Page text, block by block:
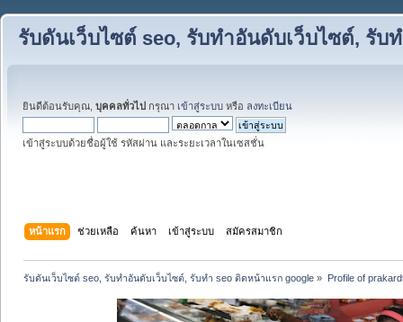
รับดันเว็บไซต์ seo, รับทำอันดับเว็บไซต์, รับ
ยินดีต้อนรับคุณ, บุคคลทั่วไป กรุณา เข้าสู่ระบบ หรือ ลงทะเบียน
เข้าสู่ระบบด้วยชื่อผู้ใช้ รหัสผ่าน และระยะเวลาในเซสชั่น
หน้าแรก ช่วยเหลือ ค้นหา เข้าสู่ระบบ สมัครสมาชิก
รับดันเว็บไซต์ seo, รับทำอันดับเว็บไซต์, รับทำ seo ติดหน้าแรก google » Profile of